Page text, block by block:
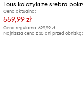
Cena aktualna:
559,99 zł
Cena regularna: 699,99 zł
Najniższa cena z 30 dni przed obniżką: